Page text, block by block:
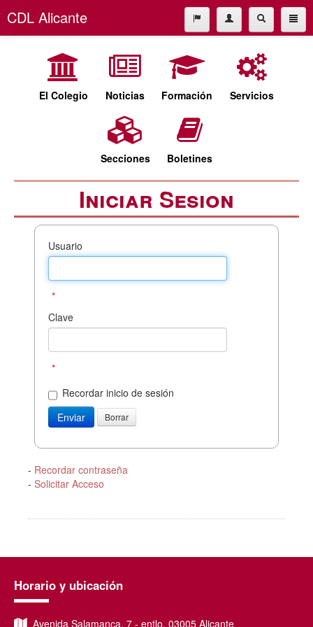
CDL Alicante
Formación
cdl@cdlalicante.org
El Colegio Noticias Formación Servicios
Secciones Boletines
Iniciar Sesion
Usuario
*
Clave
*
Recordar inicio de sesión
- Recordar contraseña
- Solicitar Acceso
Horario y ubicación
Avenida Salamanca, 7 - entlo, 03005 Alicante